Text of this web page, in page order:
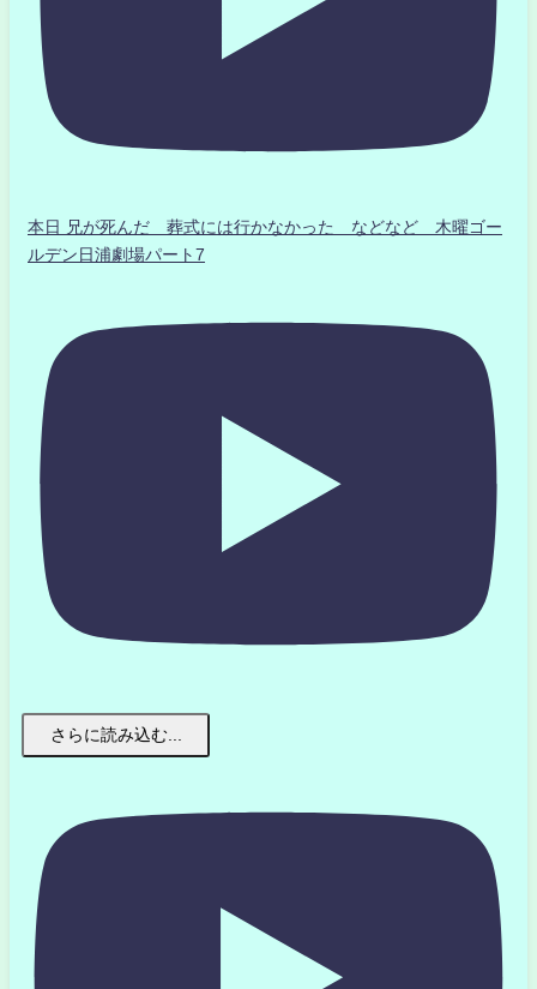
本日 兄が死んだ 葬式には行かなかった などなど 木曜ゴー
ルデン日浦劇場パート7
さらに読み込む...